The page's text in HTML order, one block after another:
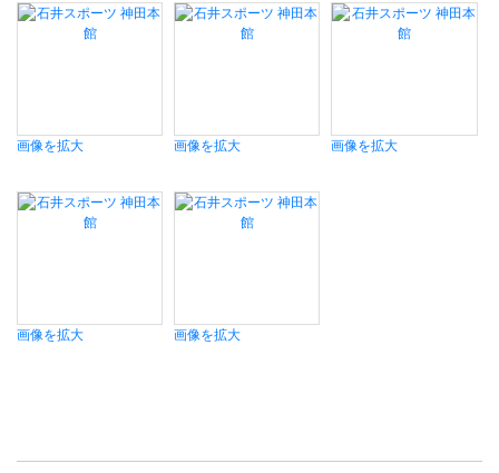
画像を拡大 画像を拡大 画像を拡大
画像を拡大 画像を拡大